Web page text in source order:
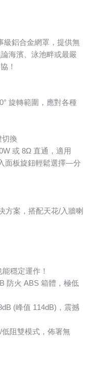
級鋁合金網罩，提供無
海濱、泳池畔或最嚴
！
旋轉範圍，應對各種
切換
或 8Ω 直通，適用
面板旋鈕輕鬆選擇—分
方案，搭配天花/入牆喇
穩定運作！
防火 ABS 箱體，極低
(峰值 114dB)，震撼
阻雙模式，佈署無